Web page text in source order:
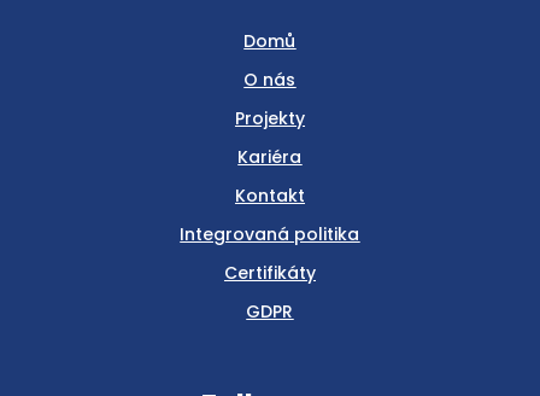
Domů
O nás
Projekty
Kariéra
Kontakt
Integrovaná politika
Certifikáty
GDPR